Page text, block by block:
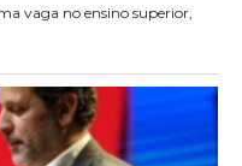
vaga no ensino superior,